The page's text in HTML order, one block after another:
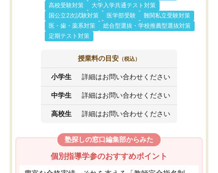
高校受験対策
大学入学共通テスト対策
国公立2次試験対策
医学部受験
難関私立受験対策
医・歯・薬系対策
総合型選抜・学校推薦型選抜対策
定期テスト対策
授業料の目安 （税込）
小学生 詳細はお問い合わせください
中学生 詳細はお問い合わせください
高校生 詳細はお問い合わせください
塾探しの窓口編集部からみた
個別指導学参のおすすめポイント